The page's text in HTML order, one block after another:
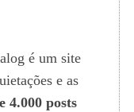
é um site
e as
4.000 posts